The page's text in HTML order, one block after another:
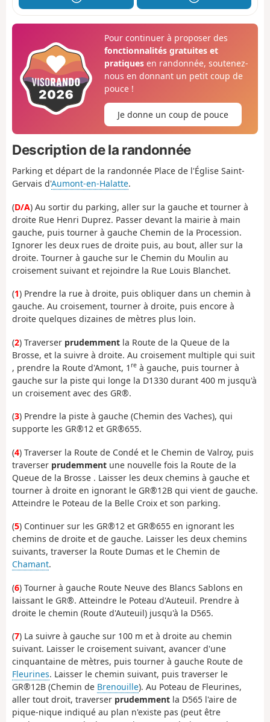
Pour continuer à proposer des
fonctionnalités gratuites et
pratiquesen randonnée, soutenez-
nous en donnant un petit coup de
pouce !
Je donne un coup de pouce
Description de la randonnée
Parking et départ de la randonnée Place de l'Église Saint-
Gervais d'Aumont-en-Halatte.
(D/A) Au sortir du parking, aller sur la gauche et tourner à
droite Rue Henri Duprez. Passer devant la mairie à main
gauche, puis tourner à gauche Chemin de la Procession.
Ignorer les deux rues de droite puis, au bout, aller sur la
droite. Tourner à gauche sur le Chemin du Moulin au
croisement suivant et rejoindre la Rue Louis Blanchet.
(1) Prendre la rue à droite, puis obliquer dans un chemin à
gauche. Au croisement, tourner à droite, puis encore à
droite quelques dizaines de mètres plus loin.
(2) Traverser prudemment la Route de la Queue de la
Brosse, et la suivre à droite. Au croisement multiple qui suit
, prendre la Route d'Amont, 1 re à gauche, puis tourner à
gauche sur la piste qui longe la D1330 durant 400 m jusqu'à
un croisement avec des GR®.
(3) Prendre la piste à gauche (Chemin des Vaches), qui
supporte les GR®12 et GR®655.
(4) Traverser la Route de Condé et le Chemin de Valroy, puis
traverser prudemment une nouvelle fois la Route de la
Queue de la Brosse . Laisser les deux chemins à gauche et
tourner à droite en ignorant le GR®12B qui vient de gauche.
Atteindre le Poteau de la Belle Croix et son parking.
(5) Continuer sur les GR®12 et GR®655 en ignorant les
chemins de droite et de gauche. Laisser les deux chemins
suivants, traverser la Route Dumas et le Chemin de
Chamant.
(6) Tourner à gauche Route Neuve des Blancs Sablons en
laissant le GR®. Atteindre le Poteau d'Auteuil. Prendre à
droite le chemin (Route d'Auteuil) jusqu'à la D565.
(7) La suivre à gauche sur 100 m et à droite au chemin
suivant. Laisser le croisement suivant, avancer d'une
cinquantaine de mètres, puis tourner à gauche Route de
Fleurines. Laisser le chemin suivant, puis traverser le
GR®12B (Chemin de Brenouille). Au Poteau de Fleurines,
aller tout droit, traverser prudemment la D565 l'aire de
pique-nique indiqué au plan n'existe pas (peut être